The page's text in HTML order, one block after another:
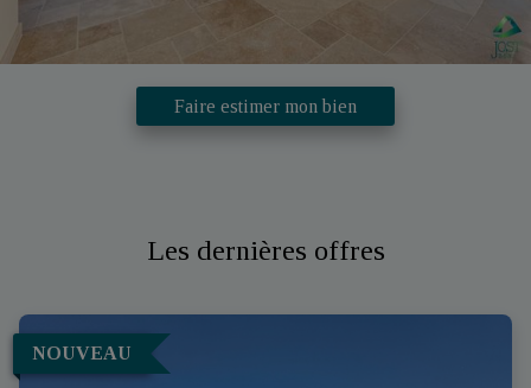
Faire estimer mon bien
Les dernières offres
NOUVEAU